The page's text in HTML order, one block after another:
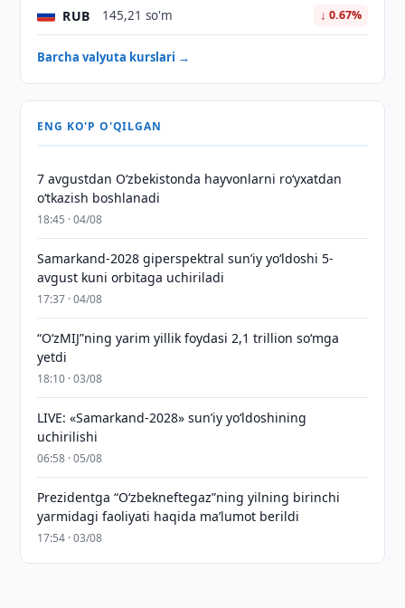
RUB 145,21 so'm ↓ 0.67%
Barcha valyuta kurslari →
ENG KO'P O'QILGAN
7 avgustdan O‘zbekistonda hayvonlarni ro‘yxatdan
o‘tkazish boshlanadi
18:45 · 04/08
Samarkand-2028 giperspektral sun’iy yo‘ldoshi 5-
avgust kuni orbitaga uchiriladi
17:37 · 04/08
“O‘zMIJ”ning yarim yillik foydasi 2,1 trillion so‘mga
yetdi
18:10 · 03/08
LIVE: «Samarkand-2028» sun’iy yo‘ldoshining
uchirilishi
06:58 · 05/08
Prezidentga “Oʻzbekneftegaz”ning yilning birinchi
yarmidagi faoliyati haqida maʼlumot berildi
17:54 · 03/08